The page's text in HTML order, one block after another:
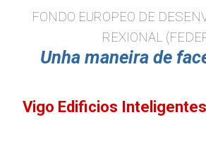
FONDO EUROPEO DE
REXIONAL
Unha maneira de
Vigo Edificios Inteligentes